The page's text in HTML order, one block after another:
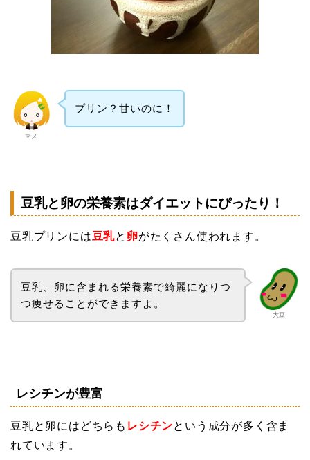
マメ
プリン？甘いのに！
豆乳と卵の栄養素はダイエットにぴったり！
豆乳プリンには豆乳と 卵がたくさん使われます。
大豆
豆乳、卵に含まれる栄養素で綺麗になりつ
つ痩せることができますよ。
レシチンが豊富
豆乳と卵にはどちらも レシチンという成分が多く含ま
れています。